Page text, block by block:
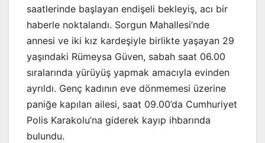
saatlerinde başlayan endişeli bekleyiş, acı bir
haberle noktalandı. Sorgun Mahallesi’nde
annesi ve iki kız kardeşiyle birlikte yaşayan 29
yaşındaki Rümeysa Güven, sabah saat 06.00
sıralarında yürüyüş yapmak amacıyla evinden
ayrıldı. Genç kadının eve dönmemesi üzerine
paniğe kapılan ailesi, saat 09.00’da Cumhuriyet
Polis Karakolu’na giderek kayıp ihbarında
bulundu.